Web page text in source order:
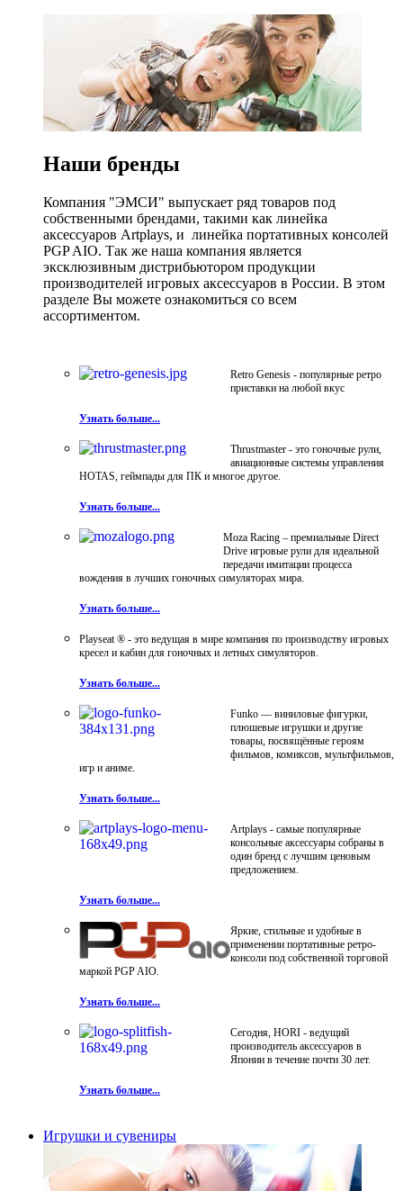
Наши бренды
Компания "ЭМСИ" выпускает ряд товаров под
собственными брендами, такими как линейка
аксессуаров Artplays, и линейка портативных консолей
PGP AIO. Так же наша компания является
эксклюзивным дистрибьютором продукции
производителей игровых аксессуаров в России. В этом
разделе Вы можете ознакомиться со всем
ассортиментом.
Retro Genesis - популярные ретро
приставки на любой вкус
Узнать больше...
Thrustmaster - это гоночные рули,
авиационные системы управления
HOTAS, геймпады для ПК и многое другое.
Узнать больше...
Moza Racing – премиальные Direct
Drive игровые рули для идеальной
передачи имитации процесса
вождения в лучших гоночных симуляторах мира.
Узнать больше...
Playseat ® - это ведущая в мире компания по производству игровых
кресел и кабин для гоночных и летных симуляторов.
Узнать больше...
Funko — виниловые фигурки,
плюшевые игрушки и другие
товары, посвящённые героям
фильмов, комиксов, мультфильмов,
игр и аниме.
Узнать больше...
Artplays - самые популярные
консольные аксессуары собраны в
один бренд с лучшим ценовым
предложением.
Узнать больше...
Яркие, стильные и удобные в
применении портативные ретро-
консоли под собственной торговой
маркой PGP AIO.
Узнать больше...
Сегодня, HORI - ведущий
производитель аксессуаров в
Японии в течение почти 30 лет.
Узнать больше...
Игрушки и сувениры